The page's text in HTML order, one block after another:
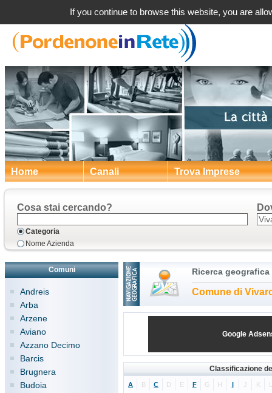
Home Canali Trova Imprese
Cosa stai cercando?
Categoria
Nome Azienda
Comuni
Andreis
Arba
Arzene
Aviano
Azzano Decimo
Barcis
Brugnera
Budoia
Ricerca
Comune di
Google
Classificazione
A B C D E F G H I J K L
If you continue to browse this website, you are